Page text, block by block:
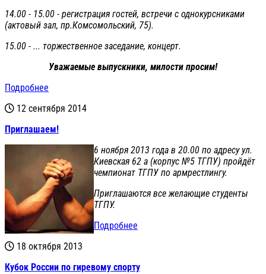
14.00 - 15.00 - регистрация гостей, встречи с однокурсниками
(актовый зал, пр.Комсомольский, 75).
15.00 - ... торжественное заседание, концерт.
Уважаемые выпускники, милости просим!
Подробнее
12 сентября 2014
Приглашаем!
6 ноября 2013 года в 20.00 по адресу ул.
Киевская 62 а (корпус №5 ТГПУ) пройдёт
чемпионат ТГПУ по армрестлингу.
Приглашаются все желающие студенты
ТГПУ.
Подробнее
18 октября 2013
Кубок России по гиревому спорту